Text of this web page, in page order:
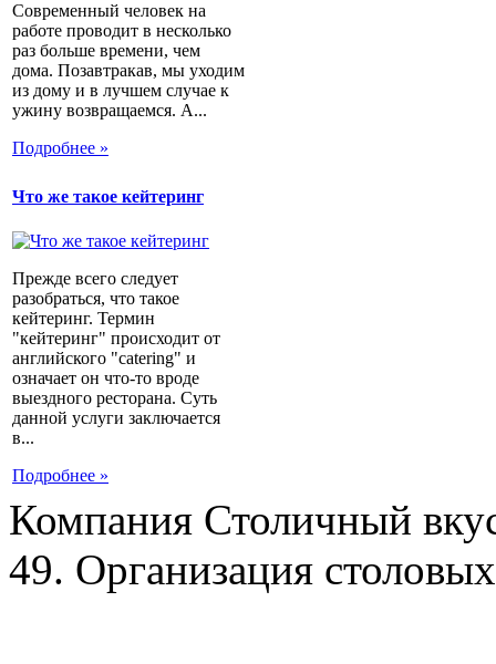
Современный человек на
работе проводит в несколько
раз больше времени, чем
дома. Позавтракав, мы уходим
из дому и в лучшем случае к
ужину возвращаемся. А...
Подробнее »
Что же такое кейтеринг
Прежде всего следует
разобраться, что такое
кейтеринг. Термин
"кейтеринг" происходит от
английского "catering" и
означает он что-то вроде
выездного ресторана. Суть
данной услуги заключается
в...
Подробнее »
Компания Столичный
49. Организация